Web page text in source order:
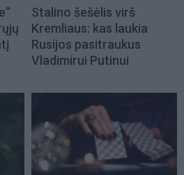
Stalino šešėlis virš
Kremliaus: kas laukia
Rusijos pasitraukus
Vladimirui Putinui